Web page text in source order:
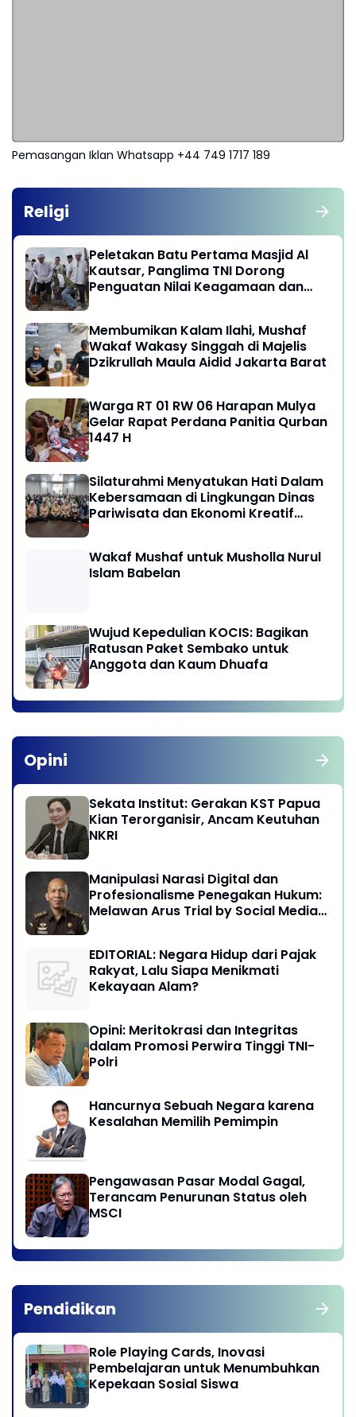
Pemasangan Iklan Whatsapp +44 749 1717 189
Religi
Peletakan Batu Pertama Masjid Al
Kautsar, Panglima TNI Dorong
Penguatan Nilai Keagamaan dan
Membumikan Kalam Ilahi, Mushaf
Wakaf Wakasy Singgah di Majelis
Dzikrullah Maula Aidid Jakarta Barat
Warga RT 01 RW 06 Harapan Mulya
Gelar Rapat Perdana Panitia Qurban
1447 H
Silaturahmi Menyatukan Hati Dalam
Kebersamaan di Lingkungan Dinas
Pariwisata dan Ekonomi Kreatif
Wakaf Mushaf untuk Musholla Nurul
Islam Babelan
Wujud Kepedulian KOCIS: Bagikan
Ratusan Paket Sembako untuk
Anggota dan Kaum Dhuafa
Opini
Sekata Institut: Gerakan KST Papua
Kian Terorganisir, Ancam Keutuhan
NKRI
Manipulasi Narasi Digital dan
Profesionalisme Penegakan Hukum:
Melawan Arus Trial by Social Media
EDITORIAL: Negara Hidup dari Pajak
Rakyat, Lalu Siapa Menikmati
Kekayaan Alam?
Opini: Meritokrasi dan Integritas
dalam Promosi Perwira Tinggi TNI-
Polri
Hancurnya Sebuah Negara karena
Kesalahan Memilih Pemimpin
Pengawasan Pasar Modal Gagal,
Terancam Penurunan Status oleh
MSCI
Pendidikan
Role Playing Cards, Inovasi
Pembelajaran untuk Menumbuhkan
Kepekaan Sosial Siswa